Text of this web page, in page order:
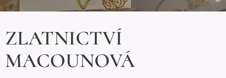
ZLATNICTVÍ
MACOUNOVÁ